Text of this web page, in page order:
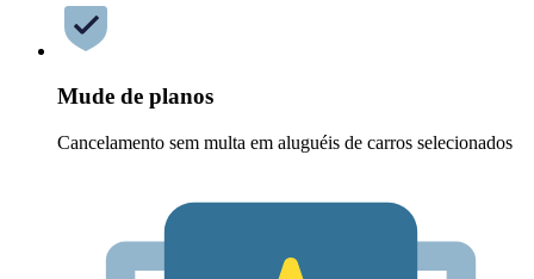
Mude de planos
Cancelamento sem multa em aluguéis de carros selecionados